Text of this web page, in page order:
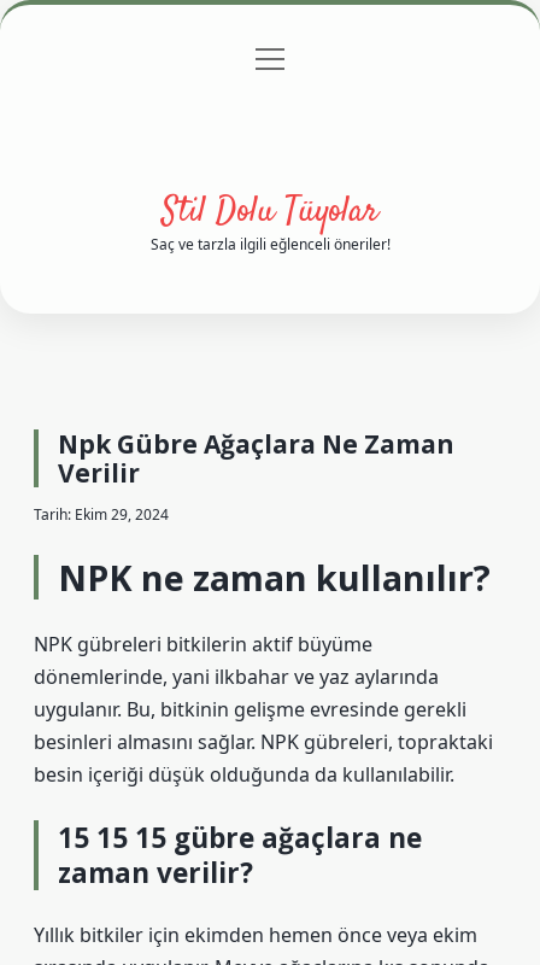
Gizlilik Politikası
menüyü
Stil Dolu Tüyolar
Saç ve tarzla ilgili eğlenceli öneriler!
Npk Gübre Ağaçlara Ne Zaman
Verilir
Tarih: Ekim 29, 2024
NPK ne zaman kullanılır?
NPK gübreleri bitkilerin aktif büyüme
dönemlerinde, yani ilkbahar ve yaz aylarında
uygulanır. Bu, bitkinin gelişme evresinde gerekli
besinleri almasını sağlar. NPK gübreleri, topraktaki
besin içeriği düşük olduğunda da kullanılabilir.
15 15 15 gübre ağaçlara ne
zaman verilir?
Yıllık bitkiler için ekimden hemen önce veya ekim